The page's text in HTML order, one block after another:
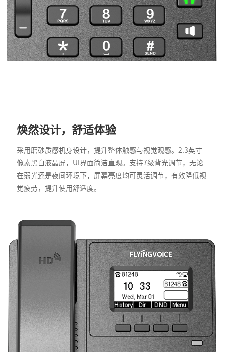
焕然设计，舒适体验
采用磨砂质感机身设计，提升整体触感与视觉观感。2.3英寸
像素黑白液晶屏，UI界面简洁直观。支持7级背光调节，无论
在弱光还是夜间环境下，屏幕亮度均可灵活调节，有效降低视
觉疲劳，提升使用舒适度。